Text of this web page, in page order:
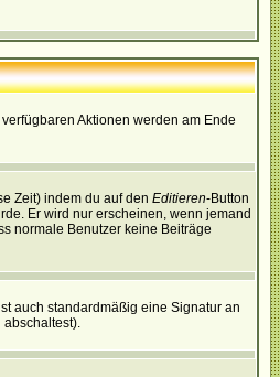
Aktionen werden am Ende
Zeit) indem du auf den Editieren-Button
Er wird nur erscheinen, wenn jemand
normale Benutzer keine Beiträge
auch standardmäßig eine Signatur an